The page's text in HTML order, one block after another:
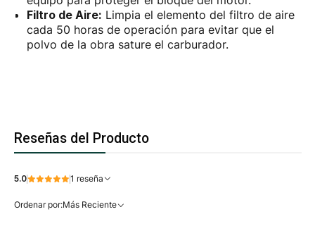
Filtro de Aire: Limpia el elemento del filtro de aire
cada 50 horas de operación para evitar que el
polvo de la obra sature el carburador.
Reseñas del Producto
5.0 1 reseña
Ordenar por:Más Reciente